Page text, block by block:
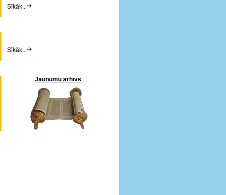
Sīkāk...
Sīkāk...
Jaunumu arhīvs